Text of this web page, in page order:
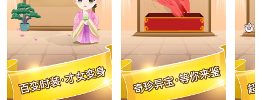
1)丰富的成语内容，在游戏中轻松学习并记住大量的成语
知识。
2)采用闯关模式，每次闯关都能获得丰厚的奖励，并解锁
新的时装，穿越古代成为真正的小才女。
3)画面清晰可爱，充满了古代美女角色，沉浸在浓厚的古